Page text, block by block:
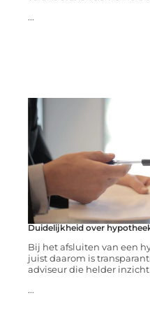
...
Duidelijkheid over
Bij het afsluiten van een
juist daarom is
adviseur die helder
...